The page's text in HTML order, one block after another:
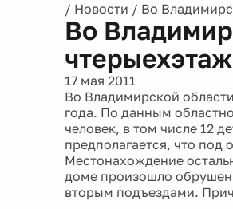
/ Новости / Во
Во
17 мая 2011
Во Владимирской
года. По данным
человек, в том числе 12
предполагается, что
Местонахождение
доме произошло
вторым подъездами.